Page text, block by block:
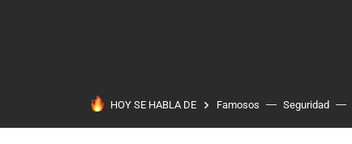
HOY SE HABLA DE Famosos Seguridad